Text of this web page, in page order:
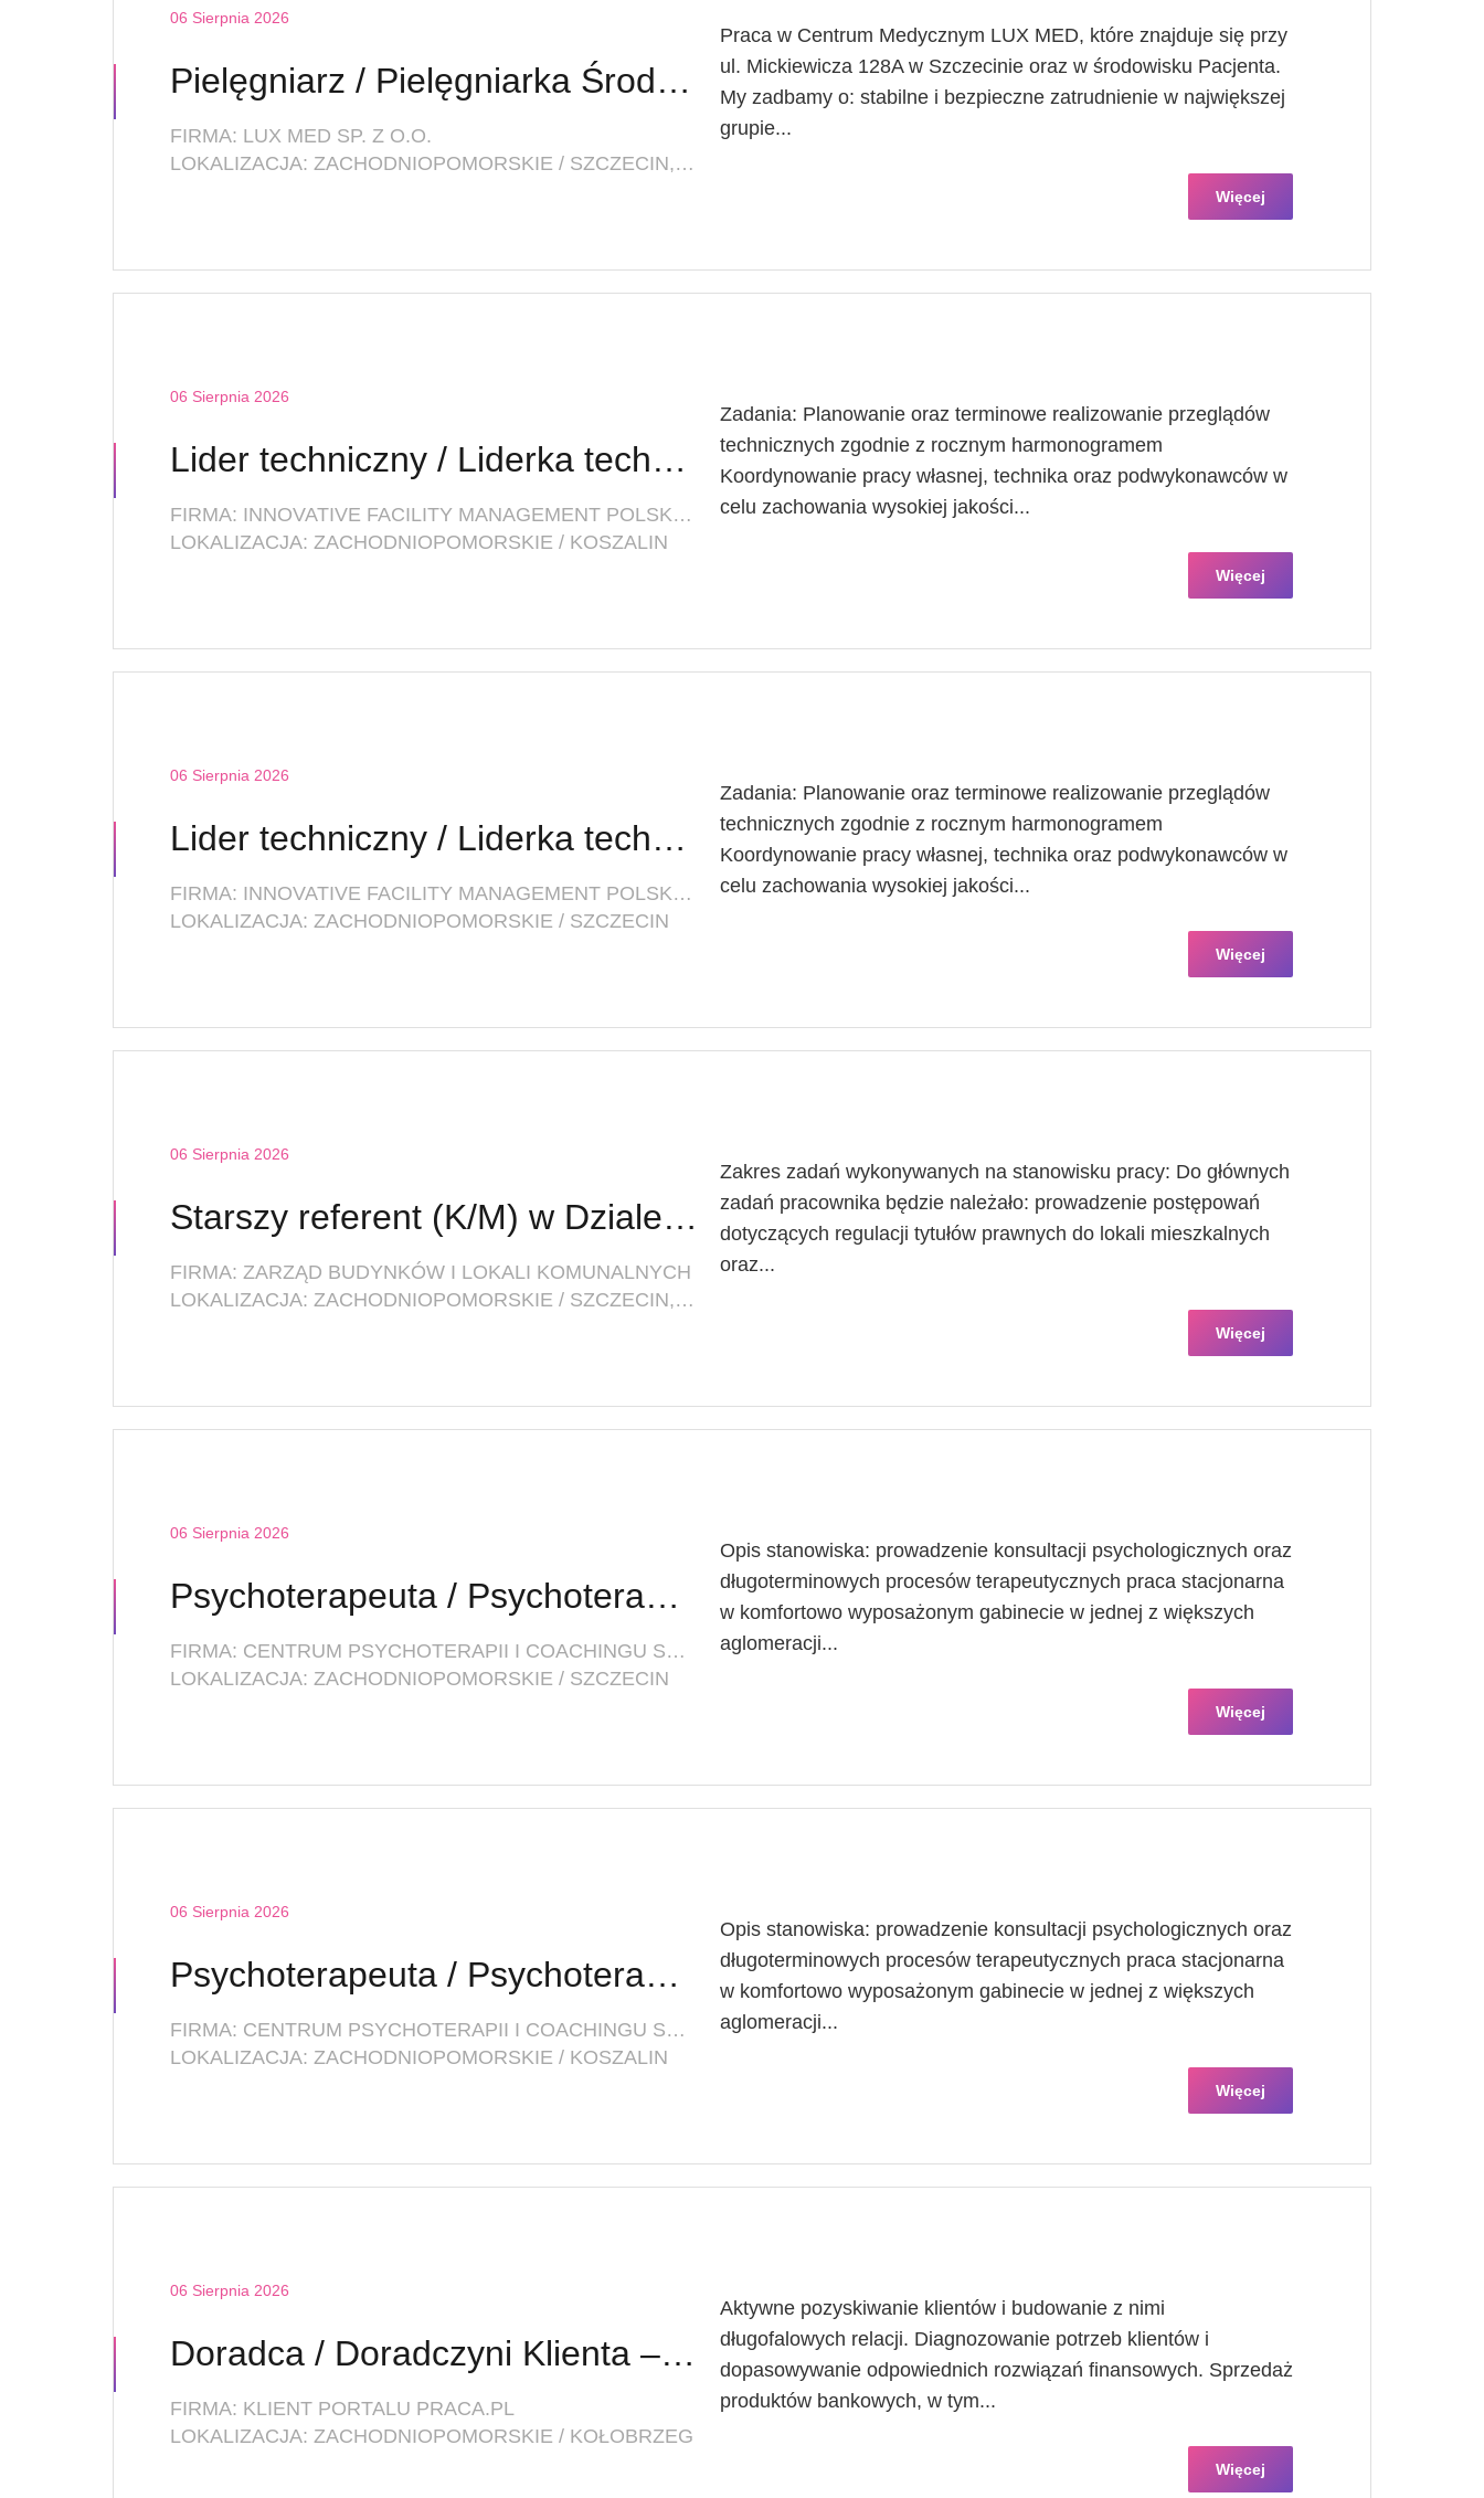
06 Sierpnia 2026
Pielęgniarz / Pielęgniarka Środowiskowo-Rodzinna
FIRMA: LUX MED SP. Z O.O.
LOKALIZACJA: ZACHODNIOPOMORSKIE / SZCZECIN, UL. MICKIEWICZA 128A
Praca w Centrum Medycznym LUX MED, które znajduje się przy
ul. Mickiewicza 128A w Szczecinie oraz w środowisku Pacjenta.
My zadbamy o: stabilne i bezpieczne zatrudnienie w największej
grupie...
Więcej
06 Sierpnia 2026
Lider techniczny / Liderka techniczna
FIRMA: INNOVATIVE FACILITY MANAGEMENT POLSKA SP. Z O. O.
LOKALIZACJA: ZACHODNIOPOMORSKIE / KOSZALIN
Zadania: Planowanie oraz terminowe realizowanie przeglądów
technicznych zgodnie z rocznym harmonogramem
Koordynowanie pracy własnej, technika oraz podwykonawców w
celu zachowania wysokiej jakości...
Więcej
06 Sierpnia 2026
Lider techniczny / Liderka techniczna
FIRMA: INNOVATIVE FACILITY MANAGEMENT POLSKA SP. Z O. O.
LOKALIZACJA: ZACHODNIOPOMORSKIE / SZCZECIN
Zadania: Planowanie oraz terminowe realizowanie przeglądów
technicznych zgodnie z rocznym harmonogramem
Koordynowanie pracy własnej, technika oraz podwykonawców w
celu zachowania wysokiej jakości...
Więcej
06 Sierpnia 2026
Starszy referent (K/M) w Dziale Windykacji i Regulacji Stanów Prawnych Zasobów Mieszkalnych
FIRMA: ZARZĄD BUDYNKÓW I LOKALI KOMUNALNYCH
LOKALIZACJA: ZACHODNIOPOMORSKIE / SZCZECIN, UL. MARIACKA 25
Zakres zadań wykonywanych na stanowisku pracy: Do głównych
zadań pracownika będzie należało: prowadzenie postępowań
dotyczących regulacji tytułów prawnych do lokali mieszkalnych
oraz...
Więcej
06 Sierpnia 2026
Psychoterapeuta / Psychoterapeutka
FIRMA: CENTRUM PSYCHOTERAPII I COACHINGU SYNERGIA
LOKALIZACJA: ZACHODNIOPOMORSKIE / SZCZECIN
Opis stanowiska: prowadzenie konsultacji psychologicznych oraz
długoterminowych procesów terapeutycznych praca stacjonarna
w komfortowo wyposażonym gabinecie w jednej z większych
aglomeracji...
Więcej
06 Sierpnia 2026
Psychoterapeuta / Psychoterapeutka
FIRMA: CENTRUM PSYCHOTERAPII I COACHINGU SYNERGIA
LOKALIZACJA: ZACHODNIOPOMORSKIE / KOSZALIN
Opis stanowiska: prowadzenie konsultacji psychologicznych oraz
długoterminowych procesów terapeutycznych praca stacjonarna
w komfortowo wyposażonym gabinecie w jednej z większych
aglomeracji...
Więcej
06 Sierpnia 2026
Doradca / Doradczyni Klienta – branża finansowa
FIRMA: KLIENT PORTALU PRACA.PL
LOKALIZACJA: ZACHODNIOPOMORSKIE / KOŁOBRZEG
Aktywne pozyskiwanie klientów i budowanie z nimi
długofalowych relacji. Diagnozowanie potrzeb klientów i
dopasowywanie odpowiednich rozwiązań finansowych. Sprzedaż
produktów bankowych, w tym...
Więcej